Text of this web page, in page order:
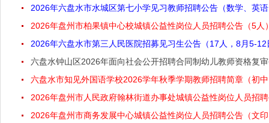
2026年六盘水市水城区第七小学见习教师招聘公告（数学、英
2026年盘州市柏果镇中心校城镇公益性岗位人员招聘公告（5人
2026年六盘水市第三人民医院招募见习生公告（17人，8月5-12
六盘水钟山区2026年面向社会公开招聘合同制幼儿教师资格复
六盘水市知见外国语学校2026学年秋季学期教师招聘简章（初
2026年盘州市人民政府翰林街道办事处城镇公益性岗位人员招
2026年盘州市商务发展中心城镇公益性岗位人员招聘公告（文